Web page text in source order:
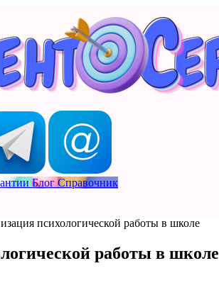
Блог Справочник
психологической работы в школе
работы в школе